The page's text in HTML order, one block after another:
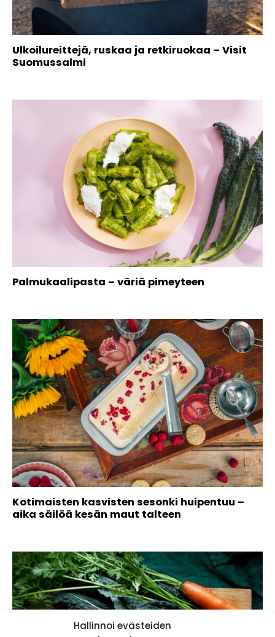
Hallinnoi evästeiden
Ulkoilureittejä, ruskaa ja retkiruokaa – Visit
Suomussalmi
Palmukaalipasta – väriä pimeyteen
Kotimaisten kasvisten sesonki huipentuu –
aika säilöä kesän maut talteen